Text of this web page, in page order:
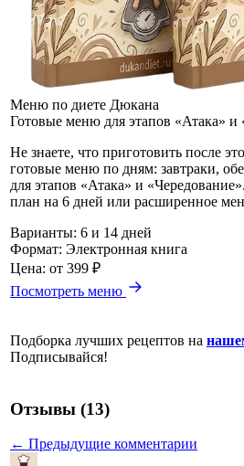
Меню по диете Дюкана
Готовые меню для этапов «Атака» и
Не знаете, что приготовить после
готовые меню по дням: завтраки,
для этапов «Атака» и
план на 6 дней или расширенное
Варианты: 6 и 14 дней
Формат: Электронная книга
Цена: от 399 ₽
Посмотреть меню
Подборка лучших рецептов на
Подписывайся!
Отзывы (13)
← Предыдущие комментарии